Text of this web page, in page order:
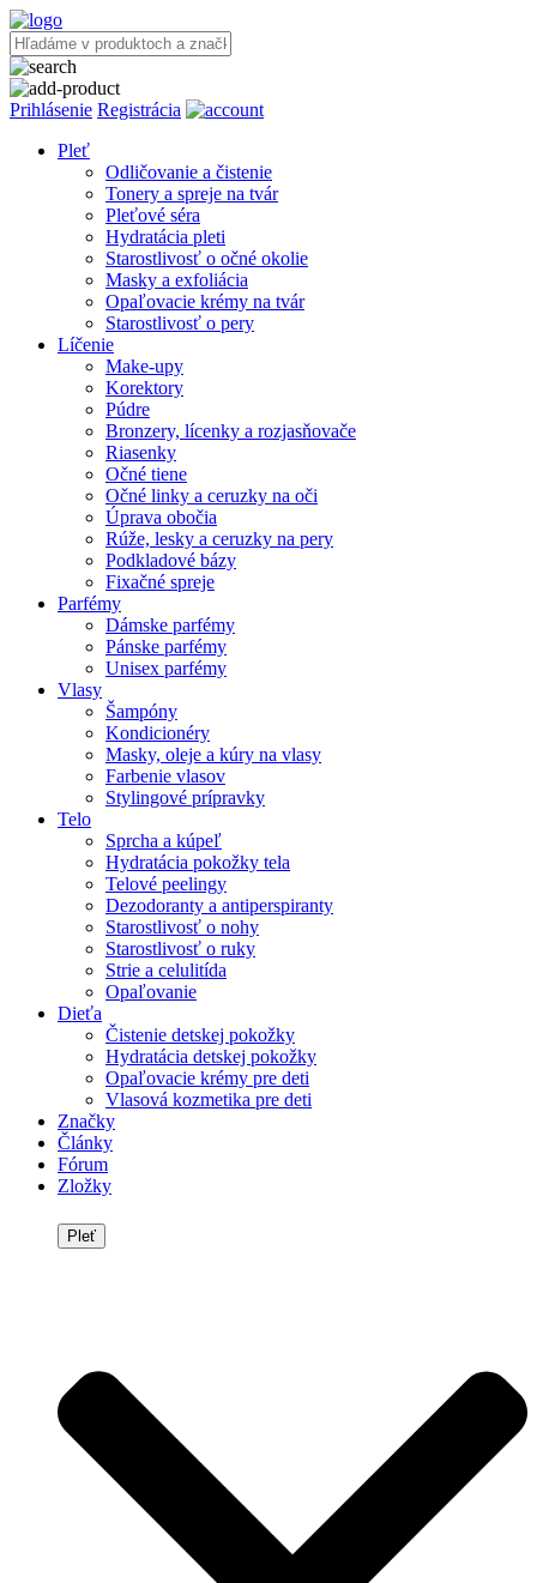
Prihlásenie Registrácia
Pleť
Odličovanie a čistenie
Tonery a spreje na tvár
Pleťové séra
Hydratácia pleti
Starostlivosť o očné okolie
Masky a exfoliácia
Opaľovacie krémy na tvár
Starostlivosť o pery
Líčenie
Make-upy
Korektory
Púdre
Bronzery, lícenky a rozjasňovače
Riasenky
Očné tiene
Očné linky a ceruzky na oči
Úprava obočia
Rúže, lesky a ceruzky na pery
Podkladové bázy
Fixačné spreje
Parfémy
Dámske parfémy
Pánske parfémy
Unisex parfémy
Vlasy
Šampóny
Kondicionéry
Masky, oleje a kúry na vlasy
Farbenie vlasov
Stylingové prípravky
Telo
Sprcha a kúpeľ
Hydratácia pokožky tela
Telové peelingy
Dezodoranty a antiperspiranty
Starostlivosť o nohy
Starostlivosť o ruky
Strie a celulitída
Opaľovanie
Dieťa
Čistenie detskej pokožky
Hydratácia detskej pokožky
Opaľovacie krémy pre deti
Vlasová kozmetika pre deti
Značky
Články
Fórum
Zložky
Pleť